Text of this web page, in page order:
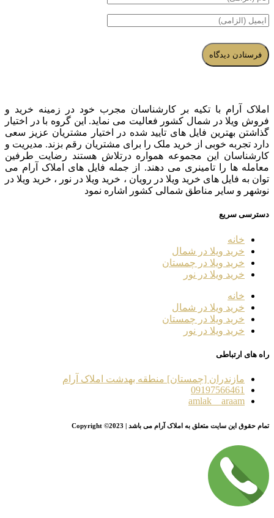
املاک آرام با تکیه بر کارشناسان مجرب خود در زمینه خرید و
فروش ویلا در شمال کشور فعالیت می نماید. این گروه با در اختیار
گذاشتن بهترین فایل های تایید شده در اختیار مشتریان عزیز سعی
دارد تجربه خوبی از خرید ملک را برای مشتریان رقم بزند. مدیریت و
کارشناسان این مجموعه همواره درتلاش هستند رضایت طرفین
معامله ها را تامینری می دهند. از جمله فایل های املاک آرام می
توان به فایل های خرید ویلا در رویان ، خرید ویلا در نور ، خرید ویلا در
نوشهر و سایر مناطق شمالی کشور اشاره نمود
دسترسی سریع
خانه
خرید ویلا در شمال
خرید ویلا در چمستان
خرید ویلا در نور
خانه
خرید ویلا در شمال
خرید ویلا در چمستان
خرید ویلا در نور
راه های ارتباطی
مازندران [چمستان] منطقه بهدشت املاک آرام
09197566461
amlak__araam
تمام حقوق این سایت متعلق به املاک آرام می باشد | Copyright ©2023